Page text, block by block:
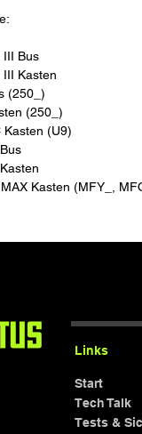
III Bus
III Kasten
(250_)
(250_)
Kasten (U9)
Kasten (MFY_,
Links
Start
Tech Talk
Tests &